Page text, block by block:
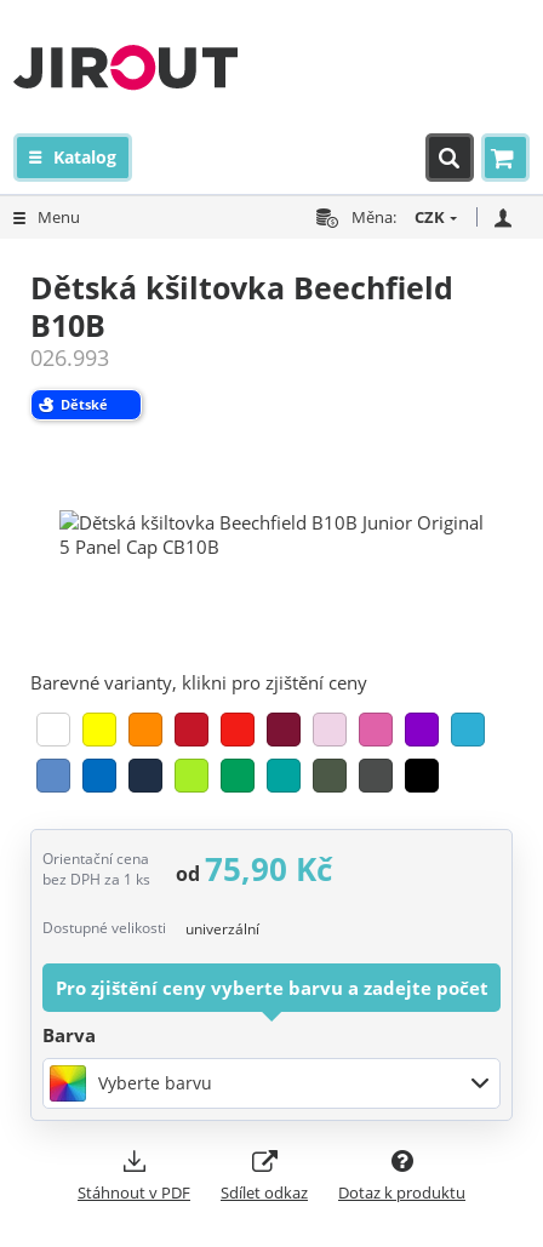
Katalog
Menu Měna: CZK
Dětská kšiltovka Beechfield
B10B
026.993
Dětské
Barevné varianty, klikni pro zjištění ceny
Orientační cena
bez DPH za 1 ks
od 75,90 Kč
Dostupné velikosti univerzální
Pro zjištění ceny vyberte barvu a zadejte počet
Barva
Vyberte barvu
Stáhnout v PDF Sdílet odkaz Dotaz k produktu